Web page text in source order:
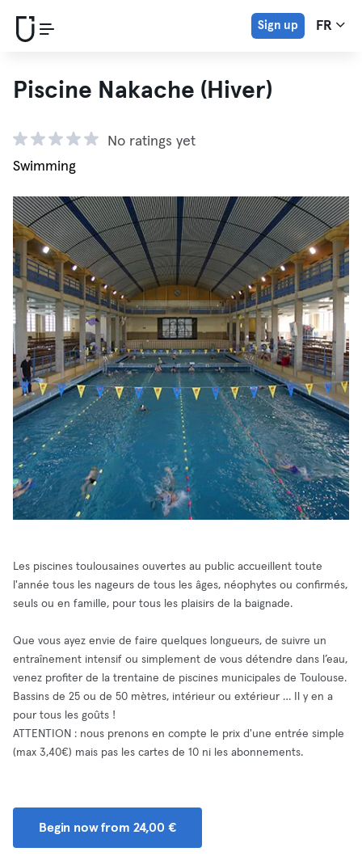
Sign up FR
Piscine Nakache (Hiver)
No ratings yet
Swimming
Les piscines toulousaines ouvertes au public accueillent toute
l'année tous les nageurs de tous les âges, néophytes ou confirmés,
seuls ou en famille, pour tous les plaisirs de la baignade.
Que vous ayez envie de faire quelques longueurs, de suivre un
entraînement intensif ou simplement de vous détendre dans l’eau,
venez profiter de la trentaine de piscines municipales de Toulouse.
Bassins de 25 ou de 50 mètres, intérieur ou extérieur … Il y en a
pour tous les goûts !
ATTENTION : nous prenons en compte le prix d'une entrée simple
(max 3,40€) mais pas les cartes de 10 ni les abonnements.
Begin now from 24,00 €